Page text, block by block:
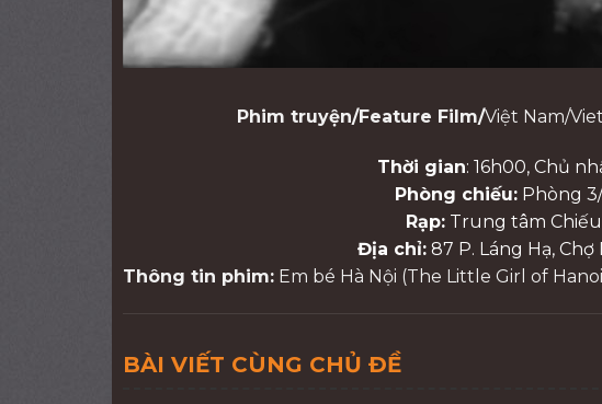
Phim truyện/Feature Film/Việt Nam/
Thời gian: 16h00, Chủ
Phòng chiếu:Phòng 3/
Rạp:Trung tâm
Địa chỉ: 87 P. Láng Hạ,
Thông tin phim: Em bé Hà Nội (The Little Girl of
BÀI VIẾT CÙNG CHỦ ĐỀ